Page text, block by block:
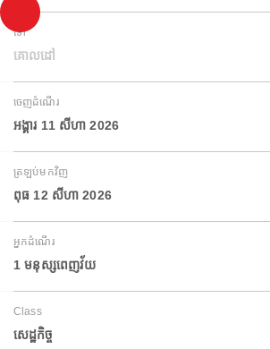
ទៅ
គោលដៅ
ចេញដំណើរ
អង្គារ 11 សីហា 2026
ត្រឡប់មកវិញ
ពុធ 12 សីហា 2026
អ្នកដំណើរ
1 មនុស្សពេញវ័យ
Class
សេដ្ឋកិច្ច